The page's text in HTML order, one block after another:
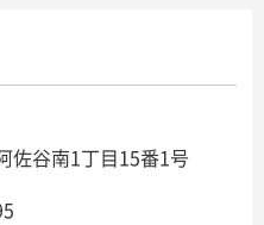
谷南1丁目15番1号